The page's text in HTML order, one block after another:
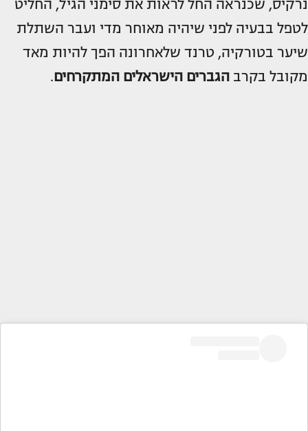
נרקיס, שכנראה החל לראות את סימני הגיל, החליט
לטפל בבעיה לפני שיהיה מאוחר מדי ועבר השתלת
שיער בטורקיה, טרנד שלאחרונה הפך להיות מאד
מקובל בקרב הגברים הישראלים המתקרחים.